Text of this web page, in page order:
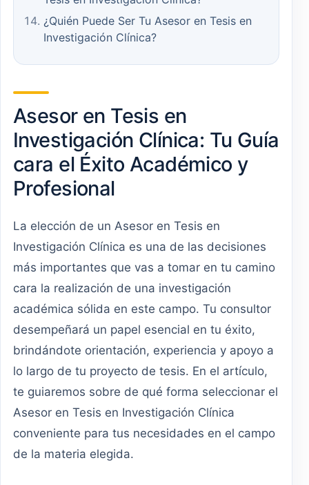
¿Quién Puede Ser Tu Asesor en Tesis en
Investigación Clínica?
Asesor en Tesis en
Investigación Clínica: Tu Guía
cara el Éxito Académico y
Profesional
La elección de un Asesor en Tesis en
Investigación Clínica es una de las decisiones
más importantes que vas a tomar en tu camino
cara la realización de una investigación
académica sólida en este campo. Tu consultor
desempeñará un papel esencial en tu éxito,
brindándote orientación, experiencia y apoyo a
lo largo de tu proyecto de tesis. En el artículo,
te guiaremos sobre de qué forma seleccionar el
Asesor en Tesis en Investigación Clínica
conveniente para tus necesidades en el campo
de la materia elegida.